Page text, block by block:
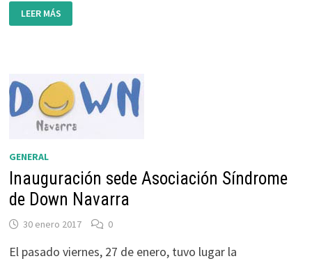
CONOCE
TU
BARRIO:
NAVARRA
LEER MÁS
GENERAL
Inauguración sede Asociación Síndrome
de Down Navarra
30 enero 2017 0
El pasado viernes, 27 de enero, tuvo lugar la